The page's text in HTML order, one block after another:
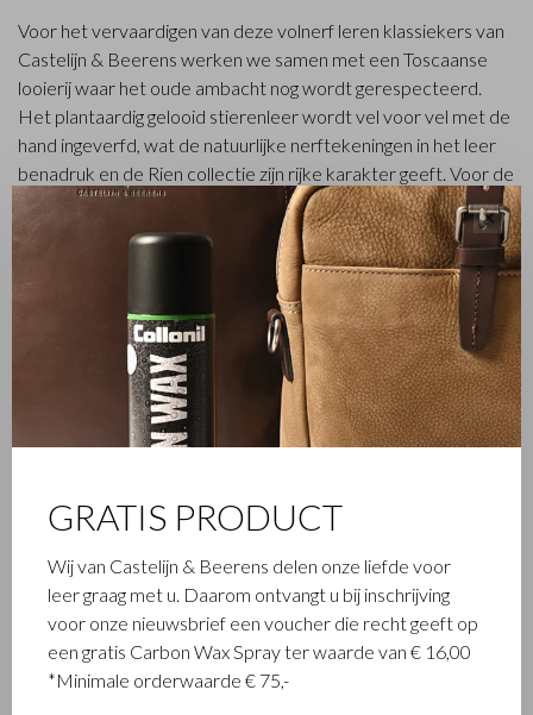
Voor het vervaardigen van deze volnerf leren klassiekers van
Castelijn & Beerens werken we samen met een Toscaanse
looierij waar het oude ambacht nog wordt gerespecteerd.
Het plantaardig gelooid stierenleer wordt vel voor vel met de
hand ingeverfd, wat de natuurlijke nerftekeningen in het leer
benadruk en de Rien collectie zijn rijke karakter geeft. Voor de
handvatten en schouderbanden van de tassen is gebruik
gemaakt van stevig plantaardig gelooid riemenleer. Alle items
zijn voorzien RFID protectie om uw pasjes en paspoort te
beschermen tegen uitlezen. Functioneel, tijdloos en exclusief.
Verkrijgbaar in cognac.
✕
GRATIS PRODUCT
Wij van Castelijn & Beerens delen onze liefde voor
leer graag met u. Daarom ontvangt u bij inschrijving
voor onze nieuwsbrief een voucher die recht geeft op
een gratis Carbon Wax Spray ter waarde van € 16,00
*Minimale orderwaarde € 75,-